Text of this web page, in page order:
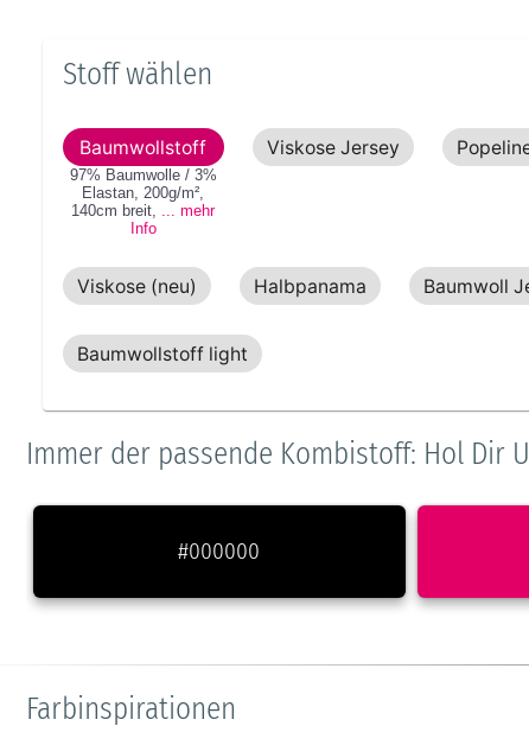
Stoff wählen
Baumwollstoff
97% Baumwolle / 3%
Elastan,200g/m²,
140cm breit, ... mehr
Info
Viskose Jersey
Viskose (neu) Halbpanama Baumwoll
Baumwollstoff light
Immer der passende Kombistoff: Hol Dir
#000000
Farbinspirationen